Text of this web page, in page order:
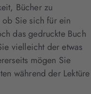
Bücher zu
Sie sich für ein
das gedruckte Buch
vielleicht der etwas
mögen Sie
während der Lektüre